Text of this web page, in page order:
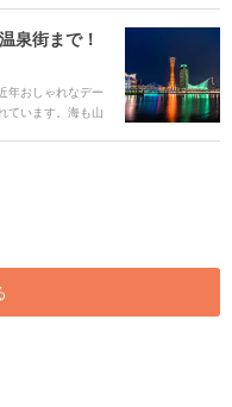
ょう。 提供：
泉街まで！
年おしゃれなデー
ています。海も山